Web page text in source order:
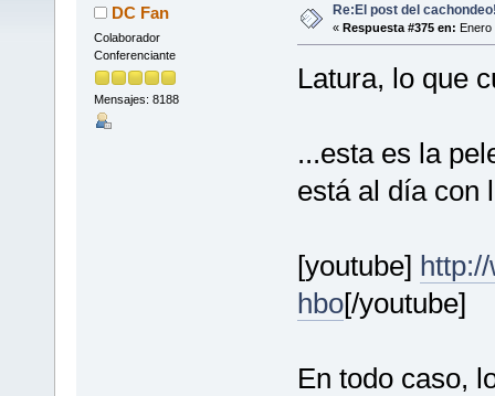
DC Fan
Colaborador
Conferenciante
Mensajes: 8188
Re:El post del
« Respuesta #375 en: Enero
Latura, lo que
...esta es la
está al día con
[youtube]
hbo[/youtube]
En todo caso,